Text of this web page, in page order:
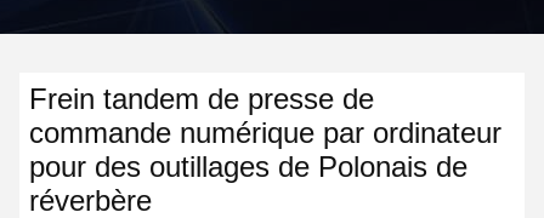
Frein tandem de presse de
commande numérique par ordinateur
pour des outillages de Polonais de
réverbère